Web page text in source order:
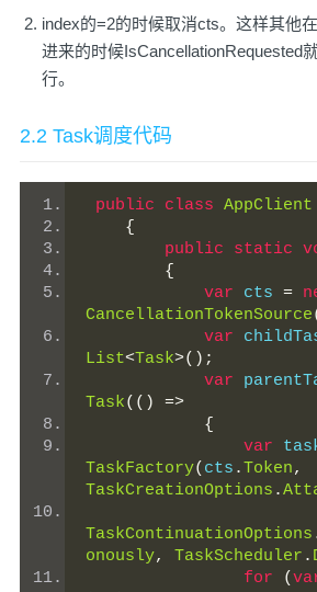
index的=2的时候取消cts。这样其他
进来的时候IsCancellationRequested
行。
2.2 Task调度代码
public class AppClient
{
public
static
{
var cts =
CancellationTokenSource
var
List<Task>();
var
Task(()
=>
{
var
TaskFactory( cts .Token,
TaskCreationOptions .
TaskContinuationOptions
onously, TaskScheduler .
for
(